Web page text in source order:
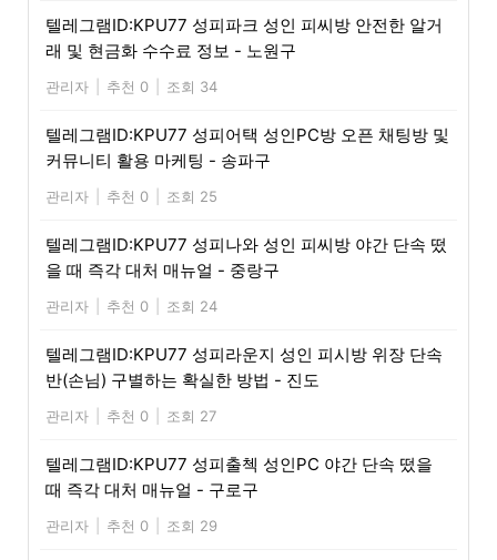
텔레그램ID:KPU77 성피파크 성인 피씨방 안전한 알거
래 및 현금화 수수료 정보 - 노원구
관리자 추천 0 조회 34
텔레그램ID:KPU77 성피어택 성인PC방 오픈 채팅방 및
커뮤니티 활용 마케팅 - 송파구
관리자 추천 0 조회 25
텔레그램ID:KPU77 성피나와 성인 피씨방 야간 단속 떴
을 때 즉각 대처 매뉴얼 - 중랑구
관리자 추천 0 조회 24
텔레그램ID:KPU77 성피라운지 성인 피시방 위장 단속
반(손님) 구별하는 확실한 방법 - 진도
관리자 추천 0 조회 27
텔레그램ID:KPU77 성피출첵 성인PC 야간 단속 떴을
때 즉각 대처 매뉴얼 - 구로구
관리자 추천 0 조회 29